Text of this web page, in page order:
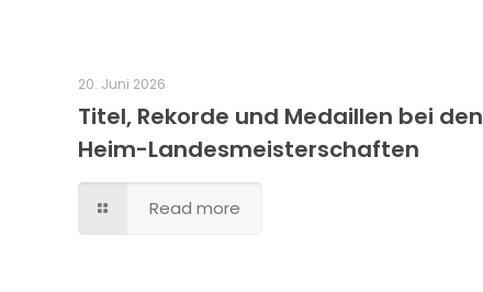
20. Juni 2026
Titel, Rekorde und Medaillen bei den
Heim-Landesmeisterschaften
Read more